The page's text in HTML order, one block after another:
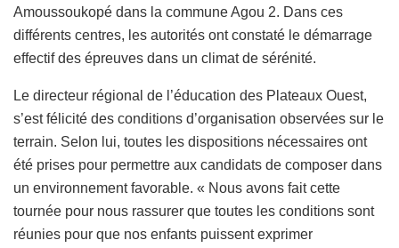
Amoussoukopé dans la commune Agou 2. Dans ces
différents centres, les autorités ont constaté le démarrage
effectif des épreuves dans un climat de sérénité.
Le directeur régional de l’éducation des Plateaux Ouest,
s’est félicité des conditions d’organisation observées sur le
terrain. Selon lui, toutes les dispositions nécessaires ont
été prises pour permettre aux candidats de composer dans
un environnement favorable. « Nous avons fait cette
tournée pour nous rassurer que toutes les conditions sont
réunies pour que nos enfants puissent exprimer